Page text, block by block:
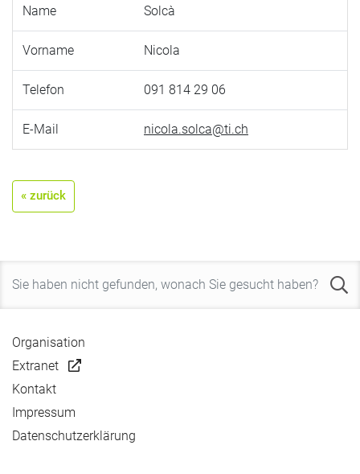
Name Solcà
Vorname Nicola
Telefon 091 814 29 06
E-Mail nicola.solca@ti.ch
« zurück
Organisation
Extranet
Kontakt
Impressum
Datenschutzerklärung